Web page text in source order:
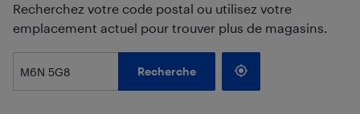
Recherchez votre code postal ou utilisez votre
emplacement actuel pour trouver plus de magasins.
Recherche